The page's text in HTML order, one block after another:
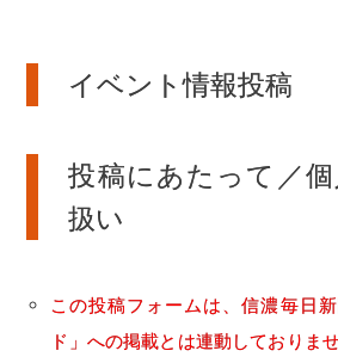
イベント情報投稿
投稿にあたって／
扱い
この投稿フォームは、信濃毎日
ド」への掲載とは連動しておりませ